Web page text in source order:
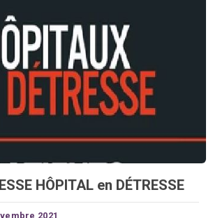
HÔPITAL en DÉTRESSE